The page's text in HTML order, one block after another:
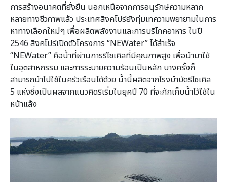
การสร้างอนาคตที่ยั่งยืน นอกเหนือจากการอนุรักษ์ความหลาก
หลายทางชีวภาพแล้ว ประเทศสิงคโปร์ยังทุ่มเทความพยายามในการ
หาทางเลือกใหม่ๆ เพื่อผลิตพลังงานและการบริโภคอาหาร ในปี
2546 สิงคโปร์เปิดตัวโครงการ “NEWater” ได้สำเร็จ
“NEWater” คือน้ำที่ผ่านการรีไซเคิลที่มีคุณภาพสูง เพื่อนำมาใช้
ในอุตสาหกรรม และการระบายความร้อนเป็นหลัก บางครั้งก็
สามารถนำไปใช้ในครัวเรือนได้ด้วย น้ำนี้ผลิตจากโรงบำบัดรีไซเคิล
5 แห่งซึ่งเป็นผลจากแนวคิดริเริ่มในยุคปี 70 ที่จะกักเก็บน้ำไว้ใช้ใน
หน้าแล้ง